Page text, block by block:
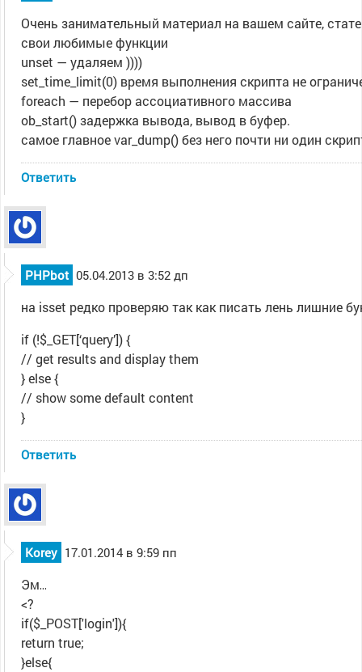
Очень занимательный материал на вашем сайте,
свои любимые функции
unset — удаляем ))))
set_time_limit(0) время выполнения скрипта не
foreach — перебор ассоциативного массива
ob_start() задержка вывода, вывод в буфер.
самое главное var_dump() без него почти ни один
Ответить
PHPbot 05.04.2013 в 3:52 дп
на isset редко проверяю так как писать лень лишние
if (!$_GET[‘query’]) {
// get results and display them
} else {
// show some default content
}
Ответить
Korey 17.01.2014 в 9:59 пп
Эм…
<?
if($_POST['login']){
return true;
}else{